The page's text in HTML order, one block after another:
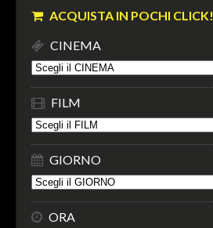
ACQUISTA IN POCHI CLICK!
CINEMA
FILM
GIORNO
ORA